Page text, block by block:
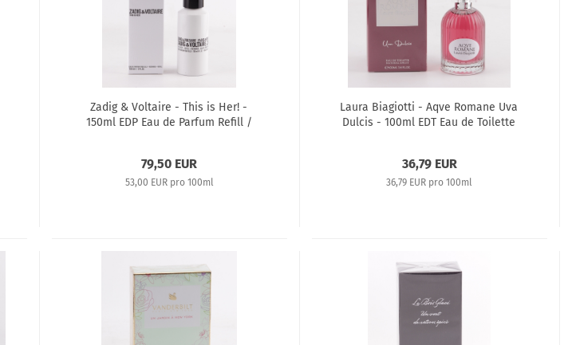
Zadig & Voltaire - This is Her! -
150ml EDP Eau de Parfum Refill /
79,50 EUR
53,00 EUR pro 100ml
Laura Biagiotti - Aqve Romane Uva
Dulcis - 100ml EDT Eau de Toilette
36,79 EUR
36,79 EUR pro 100ml